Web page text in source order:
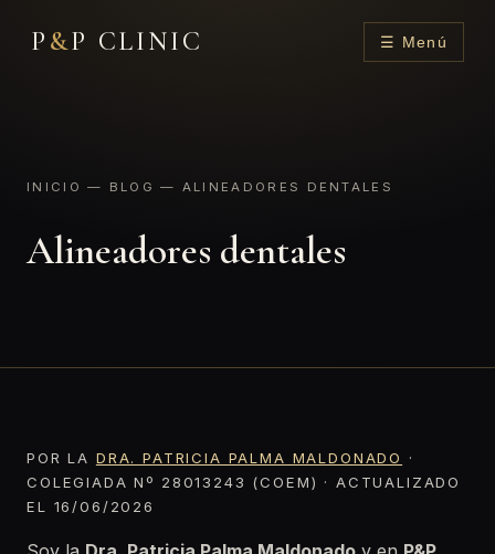
P &P CLINIC ☰ Menú
INICIO — BLOG — ALINEADORES DENTALES
Alineadores dentales
POR LA DRA. PATRICIA PALMA MALDONADO
·
COLEGIADA Nº 28013243 (COEM) · ACTUALIZADO
EL 16/06/2026